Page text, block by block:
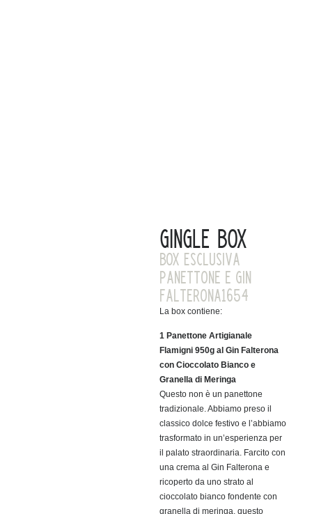
GINGLE BOX
BOX Esclusiva
Panettone e Gin
Falterona1654
La box contiene:
1 Panettone Artigianale
Flamigni 950g al Gin Falterona
con Cioccolato Bianco e
Granella di Meringa
Questo non è un panettone
tradizionale. Abbiamo preso il
classico dolce festivo e l’abbiamo
trasformato in un’esperienza per
il palato straordinaria. Farcito con
una crema al Gin Falterona e
ricoperto da uno strato al
cioccolato bianco fondente con
granella di meringa, questo